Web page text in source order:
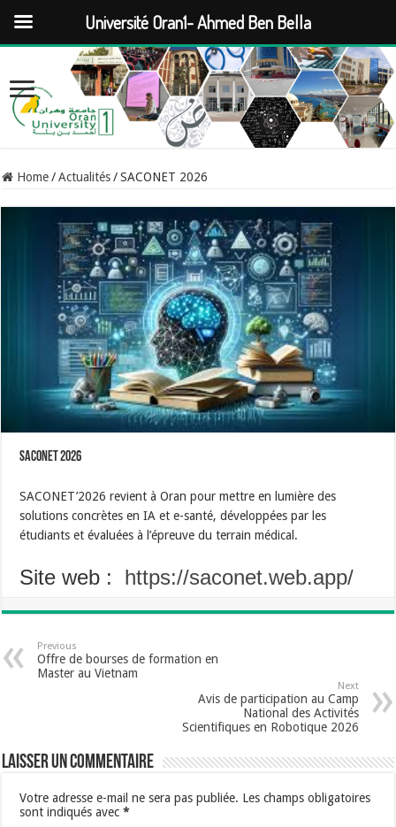
Home / Actualités / SACONET 2026
SACONET 2026
SACONET’2026 revient à Oran pour mettre en lumière des
solutions concrètes en IA et e-santé, développées par les
étudiants et évaluées à l’épreuve du terrain médical.
Site web : https://saconet.web.app/
Previous
Offre de bourses de formation en
Master au Vietnam
Next
Avis de participation au Camp
National des Activités
Scientifiques en Robotique 2026
Laisser un commentaire
Votre adresse e-mail ne sera pas publiée. Les champs obligatoires
sont indiqués avec*
Université Oran1- Ahmed Ben Bella